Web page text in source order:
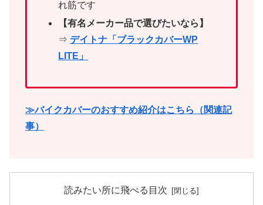
れ筋です
【有名メーカー品で選びたいなら】
⇒ デイトナ「ブラックカバーWP
LITE」
≫バイクカバーのおすすめ紹介はこちら（関連記
事）
読みたい所に飛べる目次